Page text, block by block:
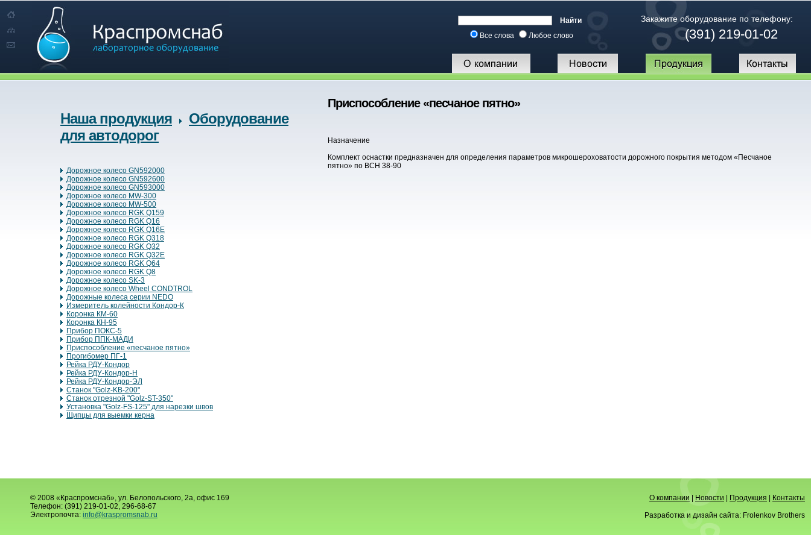
Все слова Любое слово
Закажите оборудование по телефону:
(391) 219-01-02
Наша продукция
Оборудование
для автодорог
Дорожное колесо GN592000
Дорожное колесо GN592600
Дорожное колесо GN593000
Дорожное колесо MW-300
Дорожное колесо MW-500
Дорожное колесо RGK Q159
Дорожное колесо RGK Q16
Дорожное колесо RGK Q16E
Дорожное колесо RGK Q318
Дорожное колесо RGK Q32
Дорожное колесо RGK Q32E
Дорожное колесо RGK Q64
Дорожное колесо RGK Q8
Дорожное колесо SK-3
Дорожное колесо Wheel CONDTROL
Дорожные колеса серии NEDO
Измеритель колейности Кондор-К
Коронка КМ-60
Коронка КН-95
Прибор ПОКС-5
Прибор ППК-МАДИ
Приспособление «песчаное пятно»
Прогибомер ПГ-1
Рейка РДУ-Кондор
Рейка РДУ-Кондор-Н
Рейка РДУ-Кондор-ЭЛ
Станок "Golz-KB-200"
Станок отрезной "Golz-ST-350"
Установка "Golz-FS-125" для нарезки швов
Щипцы для выемки керна
Приспособление «песчаное пятно»
Назначение
Комплект оснастки предназначен для определения параметров микрошероховатости дорожного покрытия методом «Песчаное
пятно» по ВСН 38-90
© 2008 «Краспромснаб», ул. Белопольского, 2а, офис 169
Телефон: (391) 219-01-02, 296-68-67
Электропочта: info@kraspromsnab.ru
О компании |Новости Продукция Контакты
Разработка и дизайн сайта: Frolenkov Brothers